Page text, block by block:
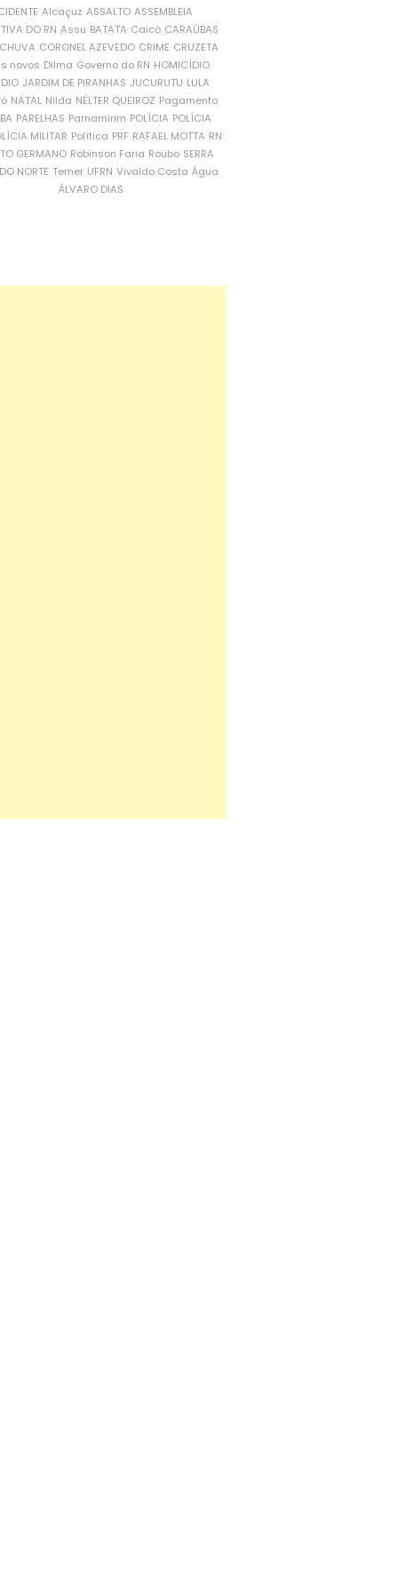
Alcaçuz ASSALTO ASSEMBLEIA
DO RN Assu BATATA Caicó CARAÚBAS
CORONEL AZEVEDO CRIME CRUZETA
novos Dilma Governo do RN HOMICÍDIO
JARDIM DE PIRANHAS JUCURUTU LULA
NATAL Nilda NÉLTER QUEIROZ Pagamento
PARELHAS Parnamirim POLÍCIA POLÍCIA
MILITAR Política PRF RAFAEL MOTTA RN
GERMANO Robinson Faria Roubo SERRA
NORTE Temer UFRN Vivaldo Costa Água
ÁLVARO DIAS